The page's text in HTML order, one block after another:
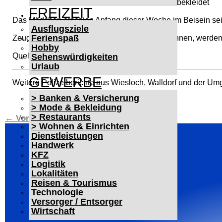
FREIZEIT
Ausflugsziele
Ferienspaß
Hobby
Sehenswürdigkeiten
Urlaub
GEWERBE
> Banken & Versicherung
> Mode & Bekleidung
> Restaurants
> Wohnen & Einrichten
Dienstleistungen
Handwerk
KFZ
Logistik
Lokalitäten
Reisen & Tourismus
Technologie
Versorger / Entsorger
Wirtschaft
Jeans und einer dunklen Softshell-Jacke bekleidet
Das Mädchen erschien Anfang dieser Woche im Beisein
Zeugen, die Hinweise auf den Mann geben können,
Quelle:Polizeipräsidium Mannheim
Weitere Polizeiberichte aus Wiesloch, Walldorf und der
← Vorheriger Beitrag